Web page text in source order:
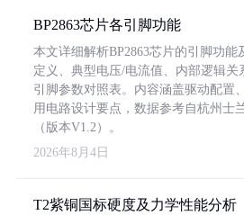
BP2863芯片各引脚功能
本文详细解析BP2863芯片的引脚功能
定义、典型电压/电流值、内部逻辑关
引脚参数对照表。内容涵盖驱动配置
用电路设计要点，数据参考自杭州士
（版本V1.2）。
2026年8月4日
T2紫铜国标硬度及力学性能分析